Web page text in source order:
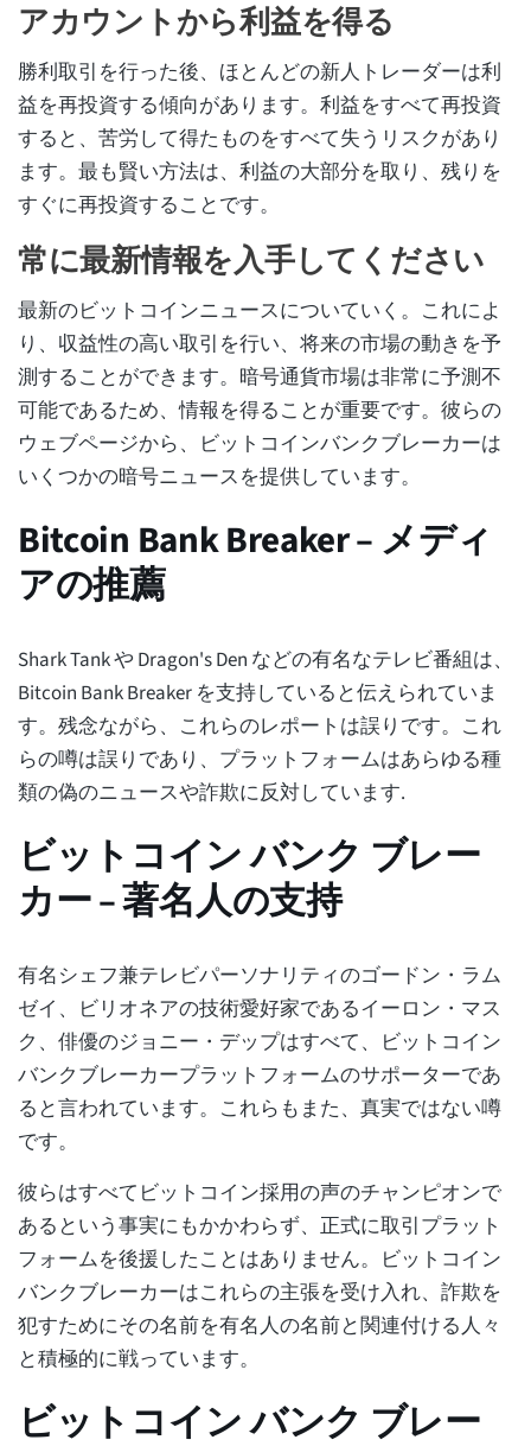
アカウントから利益を得る
勝利取引を行った後、ほとんどの新人トレーダーは利
益を再投資する傾向があります。利益をすべて再投資
すると、苦労して得たものをすべて失うリスクがあり
ます。最も賢い方法は、利益の大部分を取り、残りを
すぐに再投資することです。
常に最新情報を入手してください
最新のビットコインニュースについていく。これによ
り、収益性の高い取引を行い、将来の市場の動きを予
測することができます。暗号通貨市場は非常に予測不
可能であるため、情報を得ることが重要です。彼らの
ウェブページから、ビットコインバンクブレーカーは
いくつかの暗号ニュースを提供しています。
Bitcoin Bank Breaker – メディ
アの推薦
Shark Tank や Dragon's Den などの有名なテレビ番組は、
Bitcoin Bank Breaker を支持していると伝えられていま
す。残念ながら、これらのレポートは誤りです。これ
らの噂は誤りであり、プラットフォームはあらゆる種
類の偽のニュースや詐欺に反対しています.
ビットコイン バンク ブレー
カー – 著名人の支持
有名シェフ兼テレビパーソナリティのゴードン・ラム
ゼイ、ビリオネアの技術愛好家であるイーロン・マス
ク、俳優のジョニー・デップはすべて、ビットコイン
バンクブレーカープラットフォームのサポーターであ
ると言われています。これらもまた、真実ではない噂
です。
彼らはすべてビットコイン採用の声のチャンピオンで
あるという事実にもかかわらず、正式に取引プラット
フォームを後援したことはありません。ビットコイン
バンクブレーカーはこれらの主張を受け入れ、詐欺を
犯すためにその名前を有名人の名前と関連付ける人々
と積極的に戦っています。
ビットコイン バンク ブレー